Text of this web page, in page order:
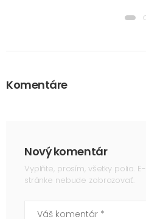
Komentáre
Nový komentár
Vyplňte, prosím, všetky polia.
stránke nebude zobrazovať.
Váš komentár